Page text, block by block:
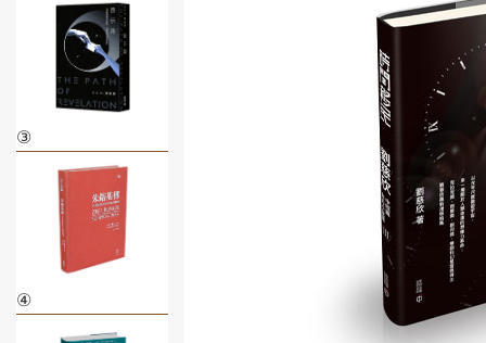
③
④